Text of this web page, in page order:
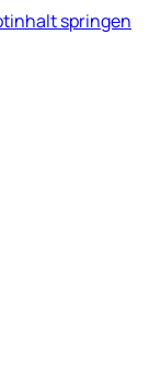
springen